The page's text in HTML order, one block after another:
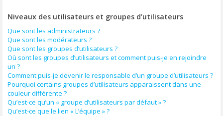
Niveaux des utilisateurs et groupes d’utilisateurs
Que sont les administrateurs ?
Que sont les modérateurs ?
Que sont les groupes d’utilisateurs ?
Où sont les groupes d’utilisateurs et comment puis-je en rejoindre
un ?
Comment puis-je devenir le responsable d’un groupe d’utilisateurs ?
Pourquoi certains groupes d’utilisateurs apparaissent dans une
couleur différente ?
Qu’est-ce qu’un « groupe d’utilisateurs par défaut » ?
Qu’est-ce que le lien « L’équipe » ?